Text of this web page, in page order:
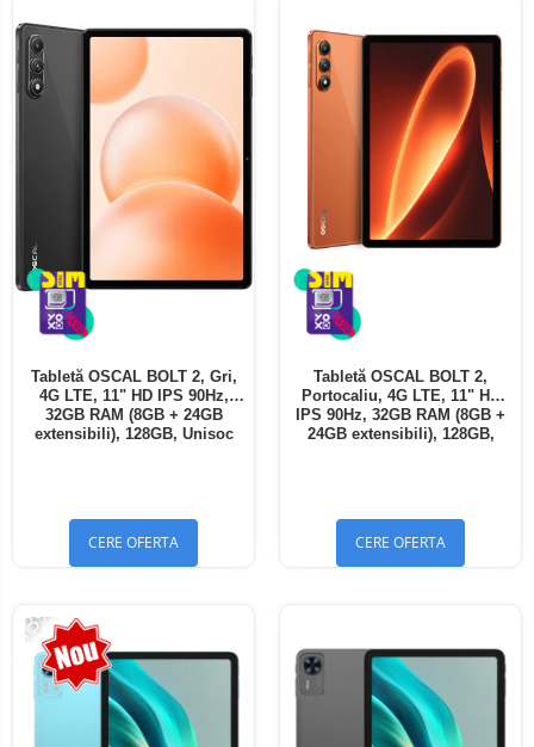
Tabletă OSCAL BOLT 2, Gri,
4G LTE, 11" HD IPS 90Hz,
32GB RAM (8GB + 24GB
extensibili), 128GB, Unisoc
CERE OFERTA
Tabletă OSCAL BOLT 2,
Portocaliu, 4G LTE, 11" HD
IPS 90Hz, 32GB RAM (8GB +
24GB extensibili), 128GB,
CERE OFERTA
-13%